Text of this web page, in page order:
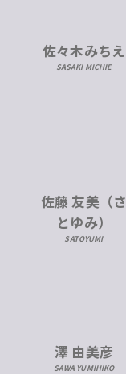
佐々木みちえ
SASAKI MICHIE
佐藤 友美（さ
とゆみ）
SATOYUMI
澤 由美彦
SAWA YUMIHIKO